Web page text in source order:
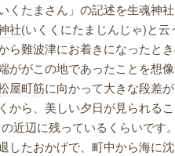
たまさん」の記述を生魂神社
社(いくくにたまじんじゃ)と云
ら難波津にお着きになったと
ががこの地であったことを想
屋町筋に向かって大きな段差
ら、美しい夕日が見られるこ
近辺に残っているくらいです。
したおかげで、町中から海に